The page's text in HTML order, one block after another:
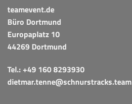
teamevent.de
Büro Dortmund
Europaplatz 10
44269 Dortmund
Tel.:+49 160 8293930
dietmar.tenne@schnurstracks.team